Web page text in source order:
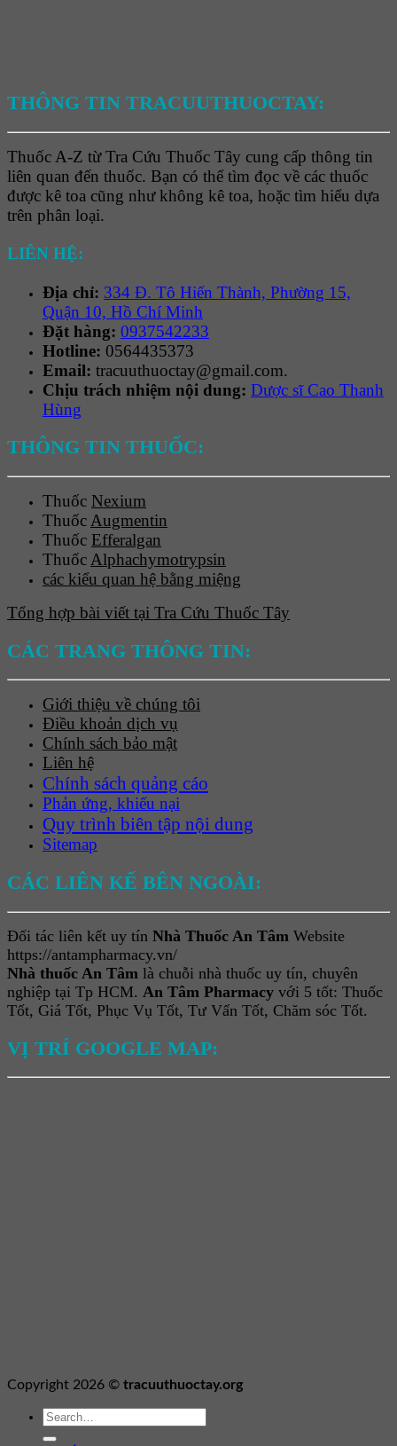
THÔNG TIN TRACUUTHUOCTAY:
Thuốc A-Z từ Tra Cứu Thuốc Tây cung cấp thông tin
liên quan đến thuốc. Bạn có thể tìm đọc về các thuốc
được kê toa cũng như không kê toa, hoặc tìm hiểu dựa
trên phân loại.
LIÊN HỆ:
Địa chỉ: 334 Đ. Tô Hiến Thành, Phường 15,
Quận 10, Hồ Chí Minh
Đặt hàng: 0937542233
Hotline: 0564435373
Email: tracuuthuoctay@gmail.com.
Chịu trách nhiệm nội dung: Dược sĩ Cao Thanh
Hùng
THÔNG TIN THUỐC:
Thuốc Nexium
Thuốc Augmentin
Thuốc Efferalgan
Thuốc Alphachymotrypsin
các kiểu quan hệ bằng miệng
Tổng hợp bài viết tại Tra Cứu Thuốc Tây
CÁC TRANG THÔNG TIN:
Giới thiệu về chúng tôi
Điều khoản dịch vụ
Chính sách bảo mật
Liên hệ
Chính sách quảng cáo
Phản ứng, khiếu nại
Quy trình biên tập nội dung
Sitemap
CÁC LIÊN KẾ BÊN NGOÀI:
Đối tác liên kết uy tín Nhà Thuốc An Tâm Website
https://antampharmacy.vn/
Nhà thuốc An Tâm là chuỗi nhà thuốc uy tín, chuyên
nghiệp tại Tp HCM. An Tâm Pharmacy với 5 tốt: Thuốc
Tốt, Giá Tốt, Phục Vụ Tốt, Tư Vấn Tốt, Chăm sóc Tốt.
VỊ TRÍ GOOGLE MAP:
Copyright 2026 © tracuuthuoctay.org